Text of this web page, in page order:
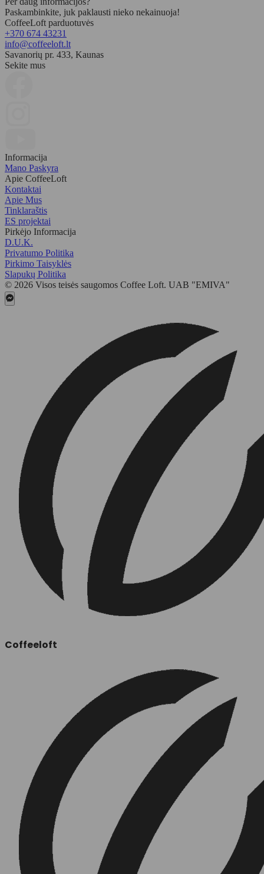
Paskambinkite, juk paklausti nieko nekainuoja!
CoffeeLoft parduotuvės
+370 674 43231
info@coffeeloft.lt
Savanorių pr. 433, Kaunas
Sekite mus
Informacija
Mano Paskyra
Apie CoffeeLoft
Kontaktai
Apie Mus
Tinklaraštis
ES projektai
Pirkėjo Informacija
D.U.K.
Privatumo Politika
Pirkimo Taisyklės
Slapukų Politika
© 2026 Visos teisės saugomos Coffee Loft. UAB "EMIVA"
Coffeeloft